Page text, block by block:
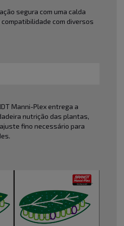
segura com uma calda
com diversos
Manni-Plex entrega a
nutrição das plantas,
fino necessário para